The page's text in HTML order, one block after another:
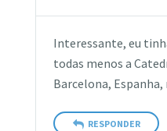
Interessante, eu
todas menos a
Barcelona,
RESPONDER